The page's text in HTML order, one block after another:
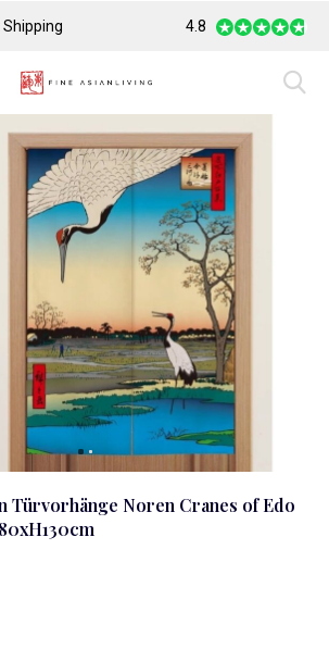
Largest
4.8
Türvorhänge Noren Cranes of Edo